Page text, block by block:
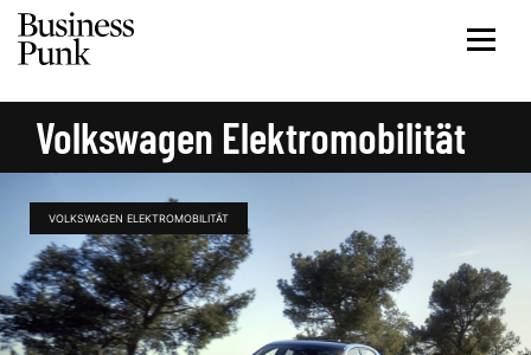
Volkswagen Elektromobilität
VOLKSWAGEN ELEKTROMOBILITÄT